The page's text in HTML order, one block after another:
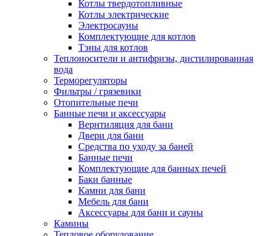
Котлы твердотопливные
Котлы электрические
Электросауны
Комплектующие для котлов
Тэны для котлов
Теплоносители и антифризы, дистилированная
вода
Терморегуляторы
Фильтры / грязевики
Отопительные печи
Банные печи и аксессуары
Вернтиляция для бани
Двери для бани
Средства по уходу за баней
Банные печи
Комплектующие для банных печей
Баки банные
Камни для бани
Мебель для бани
Аксессуары для бани и сауны
Камины